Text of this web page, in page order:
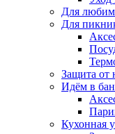
Для
Для
Защита от
Идём в
Кухонная